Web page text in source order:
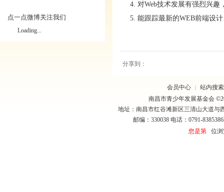
点一点微博关注我们
Loading...
对Web技术发展有强烈兴
能跟踪最新的WEB前端设
分享到：
会员中心 |
站内搜索
南昌市青少年发展基金会
地址：南昌市红谷滩新区三清山大道与
邮编：330038 电话：0791-
您是第位